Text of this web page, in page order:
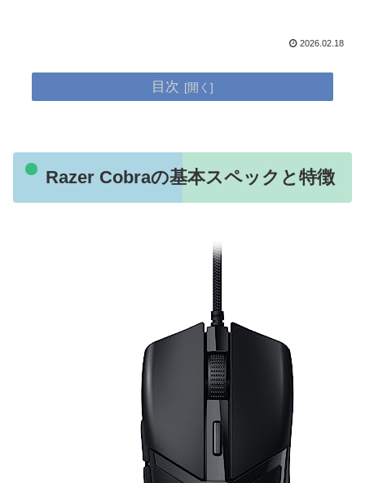
2026.02.18
目次
Razer Cobraの基本スペックと特徴